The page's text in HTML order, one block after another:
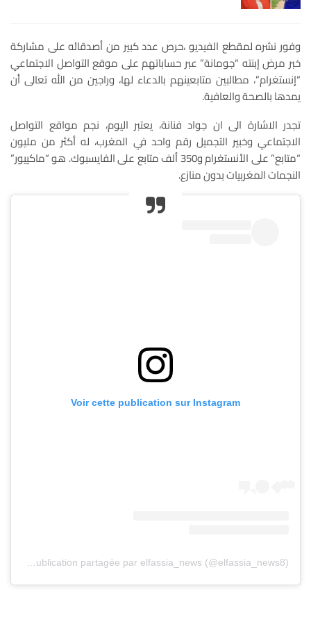
وفور نشره لمقطع الفيديو ،حرص عدد كبير من أصدقائه على مشاركة
خبر مرض إبنته “جومانة” عبر حساباتهم على موقع التواصل الاجتماعي
“إنستغرام”، مطالبين متابعينهم بالدعاء لها، وراجين من الله تعالى أن
يمدها بالصحة والعافية.
تجدر الاشارة الى ان جواد فنانة، يعتبر اليوم، نجم مواقع التواصل
الاجتماعي وخبير التجميل رقم واحد في المغرب، له أكثر من مليون
“متابع” على الأنستغرام و350 ألف متابع على الفايسبوك. هو “ماكييور”
النجمات المغربيات بدون منازع.
Voir cette publication sur Instagram